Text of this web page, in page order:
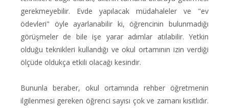
gerekmeyebilir. Evde yapılacak müdahaleler ve "ev
ödevleri" öyle ayarlanabilir ki, öğrencinin bulunmadığı
görüşmeler de bile işe yarar adımlar atılabilir. Yetkin
olduğu teknikleri kullandığı ve okul ortamının izin verdiği
ölçüde oldukça etkili olacağı kesindir.
Bununla beraber, okul ortamında rehber öğretmenin
ilgilenmesi gereken öğrenci sayısı çok ve zamanı kısıtlıdır.